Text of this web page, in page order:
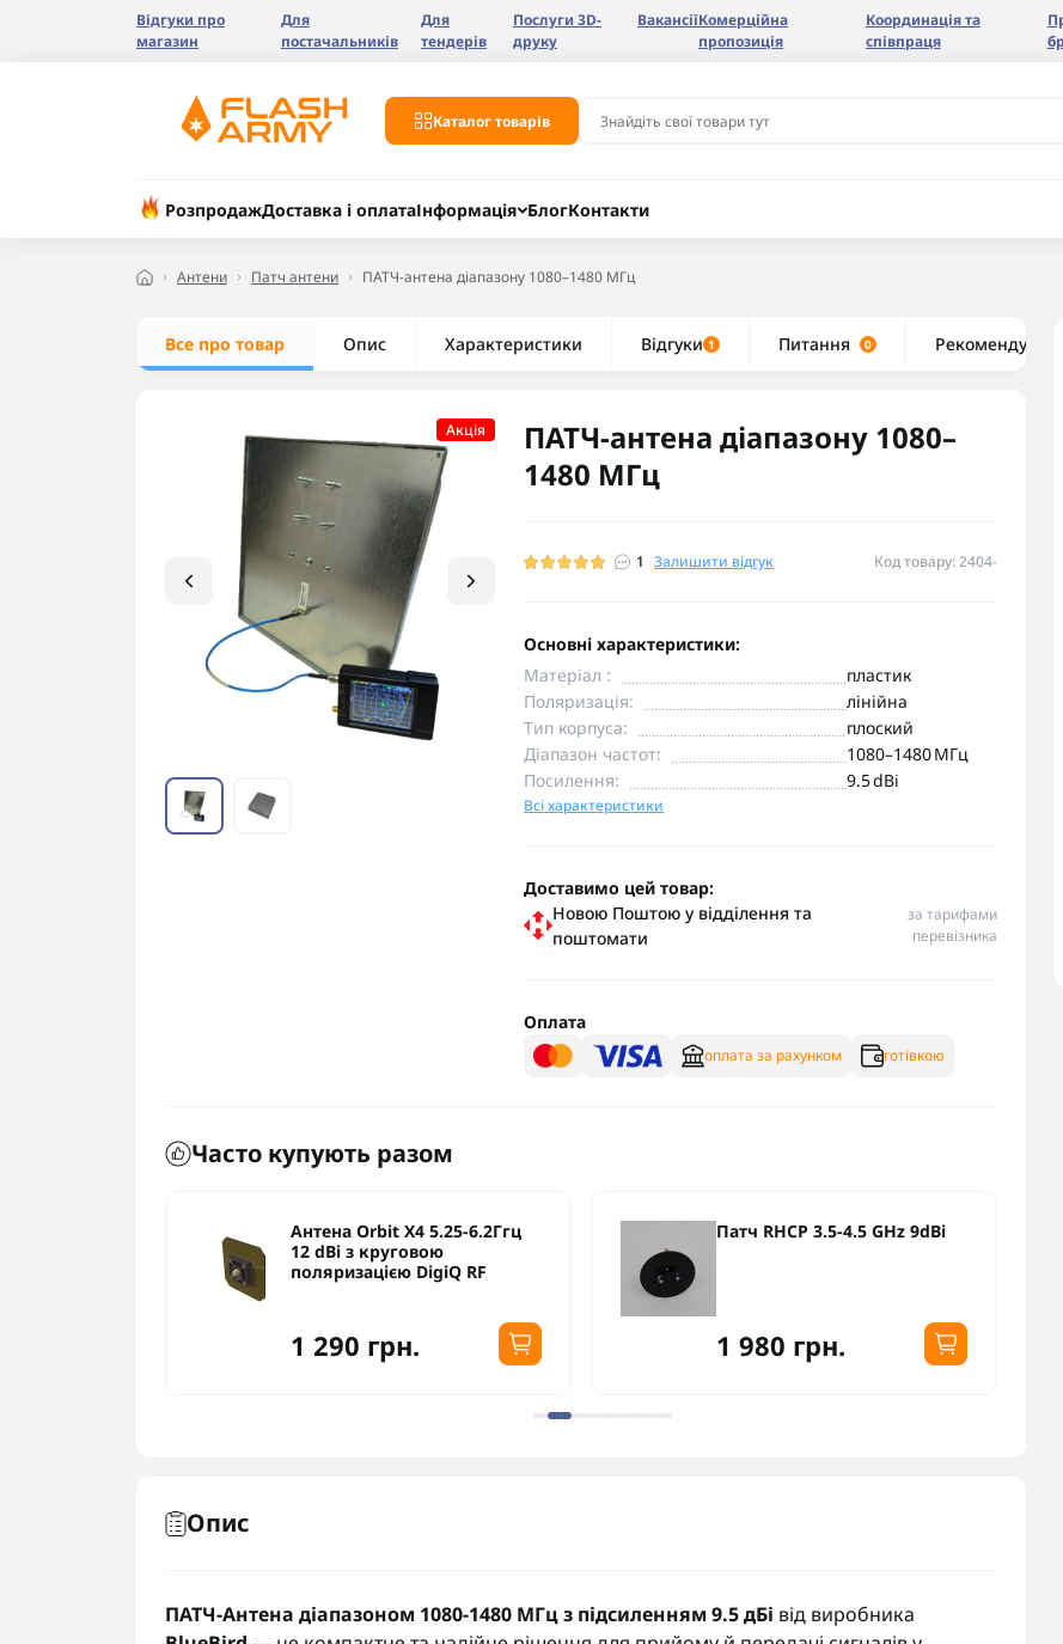
Відгуки про
магазин
Для
постачальників
Для
тендерів
Послуги 3D-
друку
ВакансіїКомерційна
пропозиція
Координація та
співпраця
Каталог товарів
РозпродажДоставка і оплатаІнформація БлогКонтакти
Антени Патч антени ПАТЧ-антена діапазону 1080–1480 МГц
Все про товар Опис Характеристики Відгуки 1 Питання 0 Рекомендуємо
Акцiя
ПАТЧ-антена діапазону 1080–
1480 МГц
1 Залишити відгук Код товару: 2404-
Основні характеристики:
Матеріал :
пластик
Поляризація:
лінійна
Тип корпуса:
плоский
Діапазон частот:
1080–1480 МГц
Посилення:
9.5 dBi
Всі характеристики
Доставимо цей товар:
Новою Поштою у відділення та
поштомати
за тарифами
перевізника
Оплата
оплата за рахунком готівкою
Часто купують разом
Антена Orbit X4 5.25-6.2Ггц
12 dBi з круговою
поляризацією DigiQ RF
1 290 грн.
Патч RHCP 3.5-4.5 GHz 9dBi
1 980 грн.
Опис
ПАТЧ-Антена діапазоном 1080-1480 МГц з підсиленням 9.5 дБі від виробника